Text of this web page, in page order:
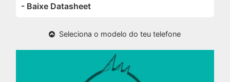
- Baixe Datasheet
Seleciona o modelo do teu telefone